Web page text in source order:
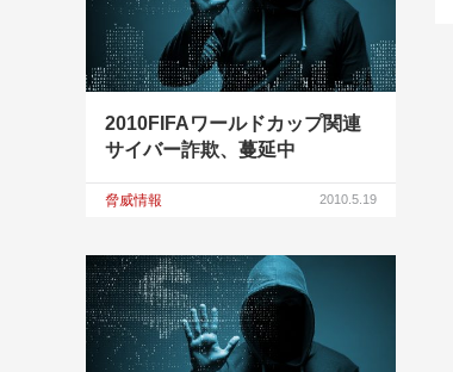
2010FIFAワールドカップ関連
サイバー詐欺、蔓延中
脅威情報 2010.5.19